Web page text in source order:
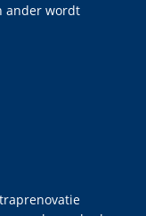
ander wordt